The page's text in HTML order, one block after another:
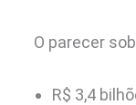
O parecer
R$ 3,4